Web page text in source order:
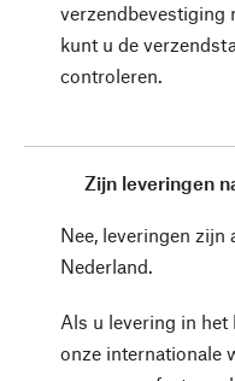
verzendbevestiging
kunt u de
controleren.
Zijn leveringen
Nee, leveringen zijn
Nederland.
Als u levering in het
onze internationale